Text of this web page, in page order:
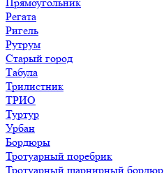
Регата
Ригель
Рутрум
Старый город
Табула
Трилистник
ТРИО
Туртур
Урбан
Бордюры
Тротуарный поребрик
Тротуарный шарнирный бордюр